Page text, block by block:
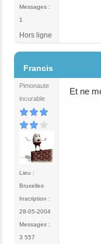
Messages :
1
Hors ligne
Francis
Pimonaute
incurable
Lieu :
Bruxelles
Inscription :
28-05-2004
Messages :
3 557
Et ne